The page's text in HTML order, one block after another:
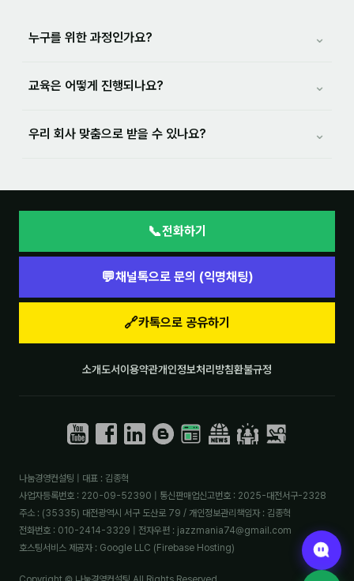
누구를 위한 과정인가요? ⌄
교육은 어떻게 진행되나요? ⌄
우리 회사 맞춤으로 받을 수 있나요? ⌄
📞전화하기
💬채널톡으로 문의 (익명채팅)
🔗카톡으로 공유하기
소개도서이용약관개인정보처리방침환불규정
나눔경영컨설팅 | 대표 : 김종혁
사업자등록번호 : 220-09-52390 | 통신판매업신고번호 : 2025-대전서구-2328
주소 : (35335) 대전광역시 서구 도산로 79 / 개인정보관리책임자 : 김종혁
전화번호 : 010-2414-3329 | 전자우편 : jazzmania74@gmail.com
호스팅서비스 제공자 : Google LLC (Firebase Hosting)